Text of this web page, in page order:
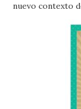
nuevo contexto